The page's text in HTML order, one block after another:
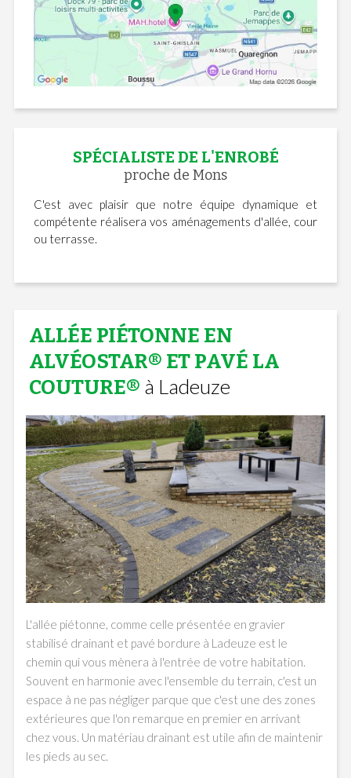
SPÉCIALISTE DE L'ENROBÉ
proche de Mons
C'est avec plaisir que notre équipe dynamique et
compétente réalisera vos aménagements d'allée, cour
ou terrasse.
ALLÉE PIÉTONNE EN
ALVÉOSTAR® ET PAVÉ LA
COUTURE® à Ladeuze
L'allée piétonne, comme celle présentée en gravier
stabilisé drainant et pavé bordure à Ladeuze est le
chemin qui vous mènera à l'entrée de votre habitation.
Souvent en harmonie avec l'ensemble du terrain, c'est un
espace à ne pas négliger parque que c'est une des zones
extérieures que l'on remarque en premier en arrivant
chez vous. Un matériau drainant est utile afin de maintenir
les pieds au sec.